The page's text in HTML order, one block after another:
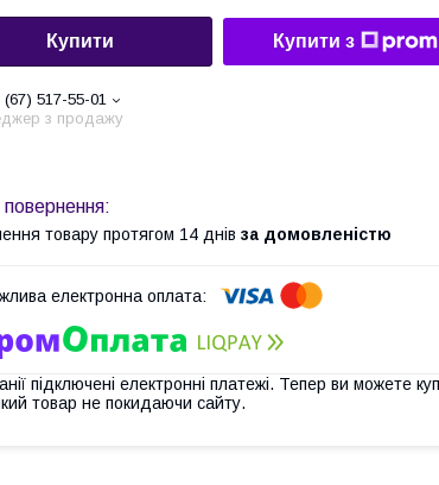
Купити Купити з
(67) 517-55-01
з продажу
товару протягом 14 днів за домовленістю
підключені електронні платежі. Тепер ви можете
товар не покидаючи сайту.